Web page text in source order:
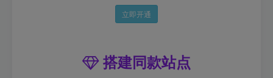
立即开通
搭建同款站点